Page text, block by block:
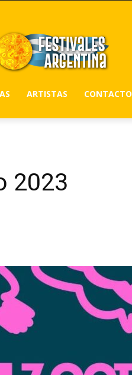
ARTISTAS CONTACTO
2023